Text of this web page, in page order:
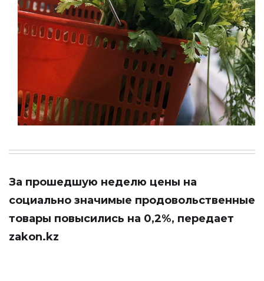
За прошедшую неделю цены на
социально значимые продовольственные
товары повысились на 0,2%, передает
zakon.kz